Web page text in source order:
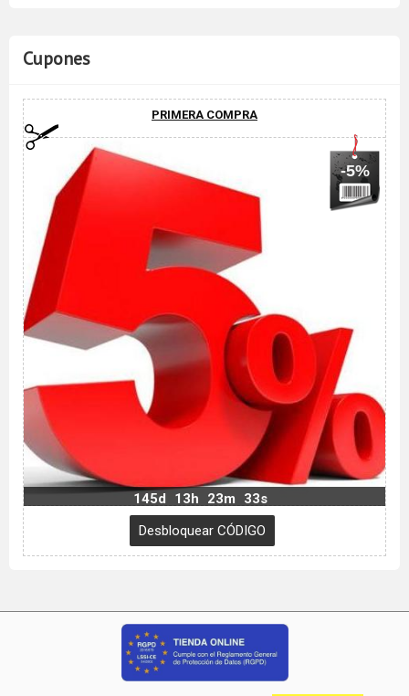
Cupones
PRIMERA COMPRA
-5%
145d 13h 23m 32s